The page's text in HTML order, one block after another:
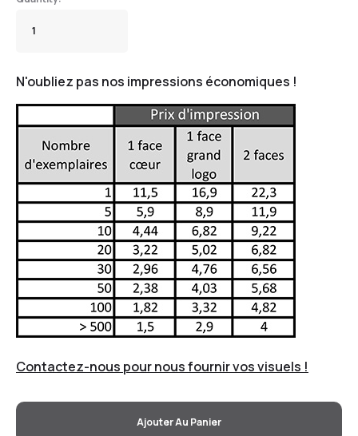
N'oubliez pas nos impressions économiques !
Contactez-nous pour nous fournir vos visuels !
Ajouter Au Panier